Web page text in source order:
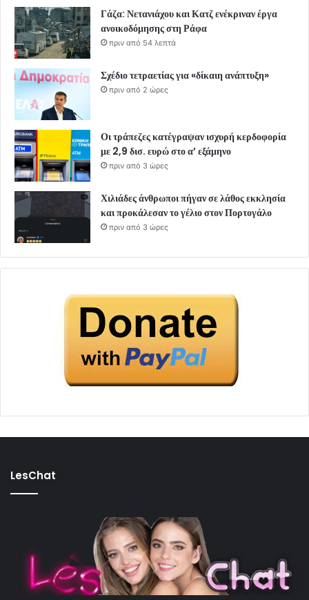
Γάζα: Νετανιάχου και Κατζ ενέκριναν έργα
ανοικοδόμησης στη Ράφα
πριν από 54 λεπτά
Σχέδιο τετραετίας για «δίκαιη ανάπτυξη»
πριν από 2 ώρες
Οι τράπεζες κατέγραψαν ισχυρή κερδοφορία
με 2,9 δισ. ευρώ στο α’ εξάμηνο
πριν από 3 ώρες
Χιλιάδες άνθρωποι πήγαν σε λάθος εκκλησία
και προκάλεσαν το γέλιο στον Πορτογάλο
πριν από 3 ώρες
LesChat